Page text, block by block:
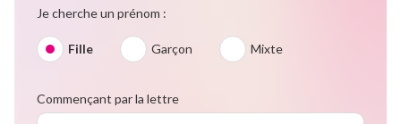
Je cherche un prénom :
Fille Garçon Mixte
Commençant par la lettre